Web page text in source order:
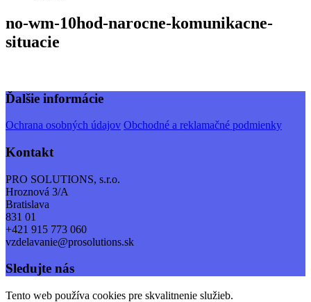
no-wm-10hod-narocne-komunikacne-
situacie
Ďalšie informácie
Ochrana osobných údajov Obchodné a reklamačné podmienky
Kontakt
PRO SOLUTIONS, s.r.o.
Hroznová 3/A
Bratislava
831 01
+421 915 773 060
vzdelavanie@prosolutions.sk
Sledujte nás
Tento web používa cookies pre skvalitnenie služieb.